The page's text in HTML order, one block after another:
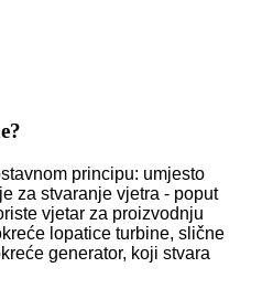
principu: umjesto
za stvaranje vjetra - poput
vjetar za proizvodnju
lopatice turbine, slične
generator, koji stvara